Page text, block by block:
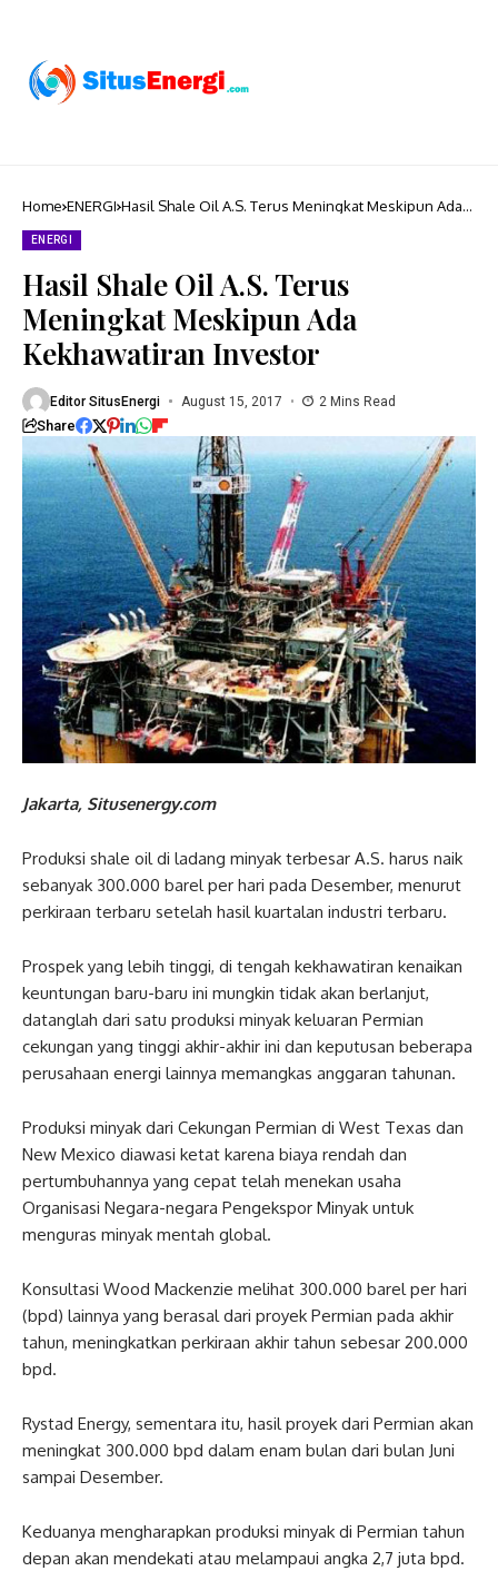
Home ENERGI Hasil Shale Oil A.S. Terus Meningkat Meskipun Ada
ENERGI
Hasil Shale Oil A.S. Terus
Meningkat Meskipun Ada
Kekhawatiran Investor
Editor SitusEnergi August 15, 2017 2 Mins Read
Share
Jakarta, Situsenergy.com
Produksi shale oil di ladang minyak terbesar A.S. harus naik
sebanyak 300.000 barel per hari pada Desember, menurut
perkiraan terbaru setelah hasil kuartalan industri terbaru.
Prospek yang lebih tinggi, di tengah kekhawatiran kenaikan
keuntungan baru-baru ini mungkin tidak akan berlanjut,
datanglah dari satu produksi minyak keluaran Permian
cekungan yang tinggi akhir-akhir ini dan keputusan beberapa
perusahaan energi lainnya memangkas anggaran tahunan.
Produksi minyak dari Cekungan Permian di West Texas dan
New Mexico diawasi ketat karena biaya rendah dan
pertumbuhannya yang cepat telah menekan usaha
Organisasi Negara-negara Pengekspor Minyak untuk
menguras minyak mentah global.
Konsultasi Wood Mackenzie melihat 300.000 barel per hari
(bpd) lainnya yang berasal dari proyek Permian pada akhir
tahun, meningkatkan perkiraan akhir tahun sebesar 200.000
bpd.
Rystad Energy, sementara itu, hasil proyek dari Permian akan
meningkat 300.000 bpd dalam enam bulan dari bulan Juni
sampai Desember.
Keduanya mengharapkan produksi minyak di Permian tahun
depan akan mendekati atau melampaui angka 2,7 juta bpd.